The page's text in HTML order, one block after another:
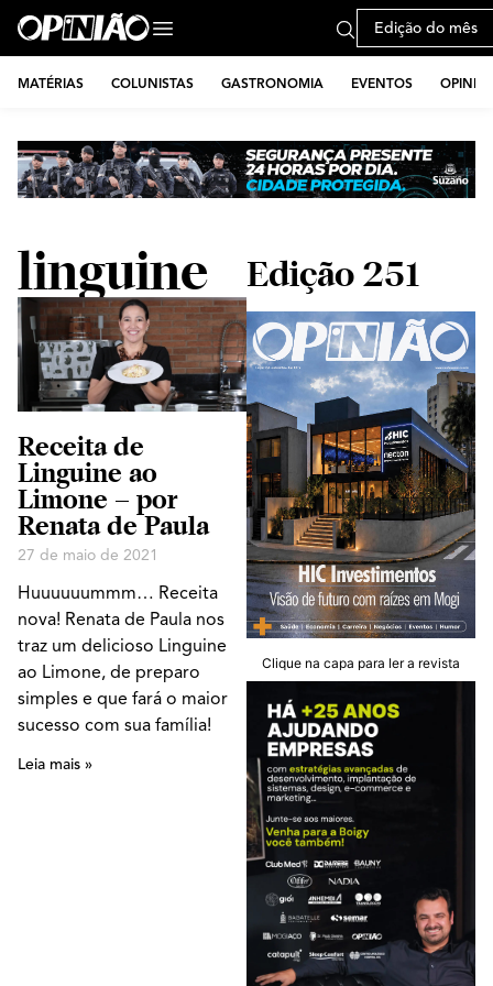
Edição do mês
MATÉRIAS COLUNISTAS GASTRONOMIA EVENTOS
linguine
Receita de
Linguine ao
Limone – por
Renata de Paula
27 de maio de 2021
Huuuuuummm… Receita
nova! Renata de Paula nos
traz um delicioso Linguine
ao Limone, de preparo
simples e que fará o maior
sucesso com sua família!
Leia mais »
Edição 251
Clique na capa para ler a revista